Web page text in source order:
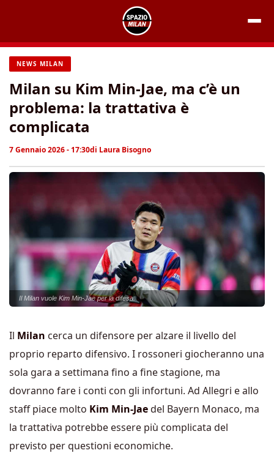
contenuto
NEWS MILAN
Milan su Kim Min-Jae, ma c’è un
problema: la trattativa è
complicata
7 Gennaio 2026 - 17:30di Laura Bisogno
Il Milan vuole Kim Min-Jae per la difesa.
Il Milan cerca un difensore per alzare il livello del
proprio reparto difensivo. I rossoneri giocheranno una
sola gara a settimana fino a fine stagione, ma
dovranno fare i conti con gli infortuni. Ad Allegri e allo
staff piace molto Kim Min-Jaedel Bayern Monaco, ma
la trattativa potrebbe essere più complicata del
previsto per questioni economiche.